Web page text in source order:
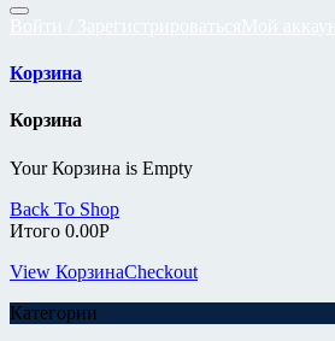
Корзина
Корзина
Your Корзина is Empty
Back To Shop
Итого 0.00Р
View КорзинаCheckout
Категории